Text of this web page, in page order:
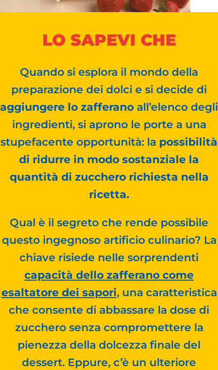
LO SAPEVI CHE
Quando si esplora il mondo della
preparazione dei dolci e si decide di
aggiungere lo zafferano all’elenco degli
ingredienti, si aprono le porte a una
stupefacente opportunità: la possibilità
di ridurre in modo sostanziale la
quantità di zucchero richiesta nella
ricetta.
Qual è il segreto che rende possibile
questo ingegnoso artificio culinario? La
chiave risiede nelle sorprendenti
capacità dello zafferano come
esaltatore dei sapori, una caratteristica
che consente di abbassare la dose di
zucchero senza compromettere la
pienezza della dolcezza finale del
dessert. Eppure, c’è un ulteriore